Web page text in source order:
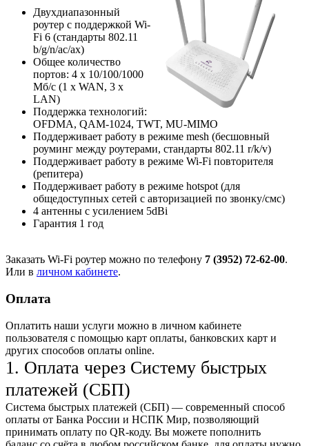
Двухдиапазонный
роутер с поддержкой Wi-
Fi 6 (стандарты 802.11
b/g/n/ac/ax)
Общее количество
портов: 4 х 10/100/1000
Мб/с (1 x WAN, 3 x
LAN)
Поддержка технологий:
OFDMA, QAM-1024, TWT, MU-MIMO
Поддерживает работу в режиме mesh (бесшовный
роуминг между роутерами, стандарты 802.11 r/k/v)
Поддерживает работу в режиме Wi-Fi повторителя
(репитера)
Поддерживает работу в режиме hotspot (для
общедоступных сетей с авторизацией по звонку/смс)
4 антенны с усилением 5dBi
Гарантия 1 год
Заказать Wi-Fi роутер можно по телефону 7 (3952) 72-62-00.
Или в личном кабинете.
Оплата
Оплатить наши услуги можно в личном кабинете
пользователя с помощью карт оплаты, банковских карт и
других способов оплаты online.
1. Оплата через Систему быстрых
платежей (СБП)
Система быстрых платежей (СБП) — современный способ
оплаты от Банка России и НСПК Мир, позволяющий
принимать оплату по QR-коду. Вы можете пополнить